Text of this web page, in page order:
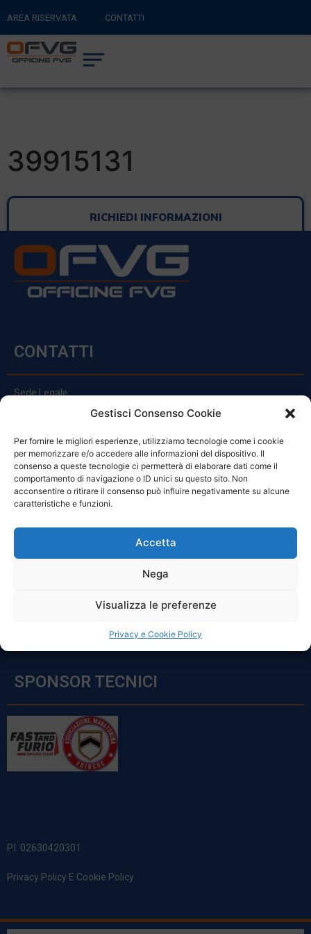
Gestisci Consenso Cookie
Per fornire le migliori esperienze, utilizziamo tecnologie come i cookie
per memorizzare e/o accedere alle informazioni del dispositivo. Il
consenso a queste tecnologie ci permetterà di elaborare dati come il
comportamento di navigazione o ID unici su questo sito. Non
acconsentire o ritirare il consenso può influire negativamente su alcune
caratteristiche e funzioni.
Accetta
Nega
Visualizza le preferenze
Privacy e Cookie Policy
AREA RISERVATA CONTATTI
RITORNA AL SITO PRINCIPALE
CARRELLO
39915131
RICHIEDI INFORMAZIONI
CONTATTI
Sede Legale:
Via Principe Di Udine 144
clienti@officinefvg.it
info@officinefvg.it
posta@officinefvgpec.It
ORARI
Sabato: 8:00 – 12:00
SPONSOR TECNICI
P.I. 02630420301
Privacy Policy E Cookie Policy